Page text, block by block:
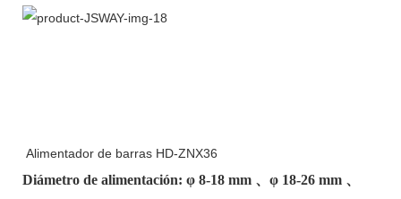
Alimentador de barras HD-ZNX36
Diámetro de alimentación: φ 8-18 mm 、φ 18-26 mm 、